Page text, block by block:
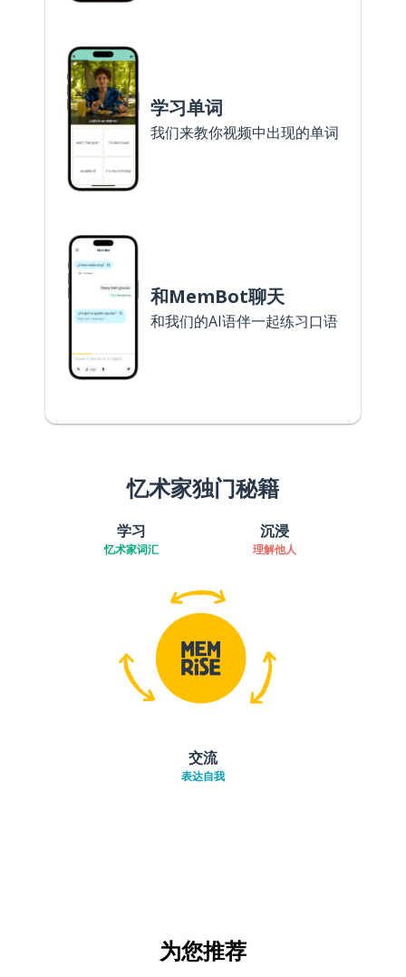
学习单词
我们来教你视频中出现的单词
和MemBot聊天
和我们的AI语伴一起练习口语
忆术家独门秘籍
学习
忆术家词汇
沉浸
理解他人
交流
表达自我
为您推荐